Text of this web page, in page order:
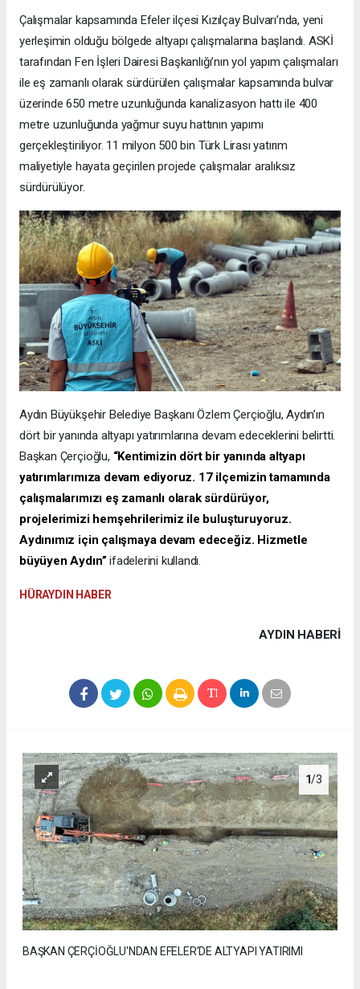
Çalışmalar kapsamında Efeler ilçesi Kızılçay Bulvarı’nda, yeni
yerleşimin olduğu bölgede altyapı çalışmalarına başlandı. ASKİ
tarafından Fen İşleri Dairesi Başkanlığı’nın yol yapım çalışmaları
ile eş zamanlı olarak sürdürülen çalışmalar kapsamında bulvar
üzerinde 650 metre uzunluğunda kanalizasyon hattı ile 400
metre uzunluğunda yağmur suyu hattının yapımı
gerçekleştiriliyor. 11 milyon 500 bin Türk Lirası yatırım
maliyetiyle hayata geçirilen projede çalışmalar aralıksız
sürdürülüyor.
Aydın Büyükşehir Belediye Başkanı Özlem Çerçioğlu, Aydın’ın
dört bir yanında altyapı yatırımlarına devam edeceklerini belirtti.
Başkan Çerçioğlu, “Kentimizin dört bir yanında altyapı
yatırımlarımıza devam ediyoruz. 17 ilçemizin tamamında
çalışmalarımızı eş zamanlı olarak sürdürüyor,
projelerimizi hemşehrilerimiz ile buluşturuyoruz.
Aydınımız için çalışmaya devam edeceğiz. Hizmetle
büyüyen Aydın” ifadelerini kullandı.
HÜRAYDIN HABER
AYDIN HABERİ
1/3
BAŞKAN ÇERÇİOĞLU'NDAN EFELER’DE ALTYAPI YATIRIMI